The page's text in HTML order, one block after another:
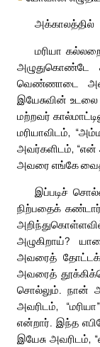
அக்காலத்தில்
மரியா
அழுதுகொண்டே
வெண்ணாடை
இயேசுவின் உடலை
மற்றவர்
மரியாவிடம்,
அவர்களிடம்,
அவரை எங்கே
இப்படிச்
நிற்பதைக்
அழுகிறாய்?
அவரைத்
அவரைத்
சொல்லும். நான்
அவரிடம்,
என்றார். இந்த
இயேசு